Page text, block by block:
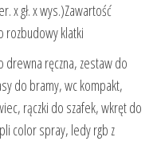
x gł. x wys.)Zawartość
rozbudowy klatki
drewna ręczna, zestaw do
do bramy, wc kompakt,
rączki do szafek, wkręt do
color spray, ledy rgb z